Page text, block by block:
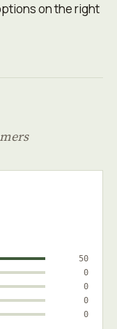
on the right
50
0
0
0
0